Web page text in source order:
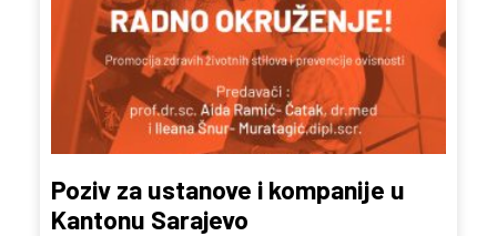
Poziv za ustanove i kompanije u
Kantonu Sarajevo